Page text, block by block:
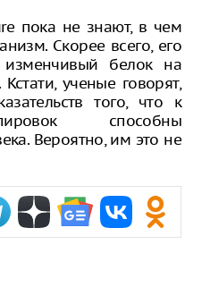
пока не знают, в чем
Скорее всего, его
изменчивый белок на
ученые говорят,
того, что к
способны
Вероятно, им это не